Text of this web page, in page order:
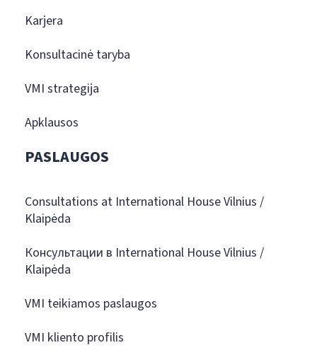
Karjera
Konsultacinė taryba
VMI strategija
Apklausos
PASLAUGOS
Consultations at International House Vilnius /
Klaipėda
Консультации в International House Vilnius /
Klaipėda
VMI teikiamos paslaugos
VMI kliento profilis